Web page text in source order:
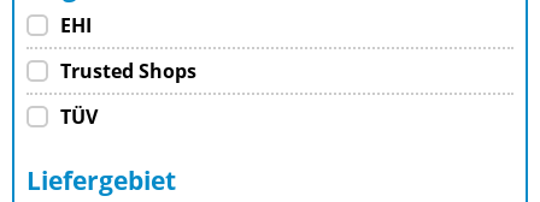
EHI
Trusted Shops
TÜV
Liefergebiet